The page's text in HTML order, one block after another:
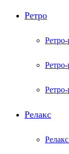
Ретро
Релакс